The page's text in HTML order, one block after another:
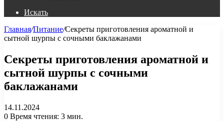
Искать
Главная/Питание/Секреты приготовления ароматной и
сытной шурпы с сочными баклажанами
Секреты приготовления ароматной и
сытной шурпы с сочными
баклажанами
14.11.2024
0 Время чтения: 3 мин.